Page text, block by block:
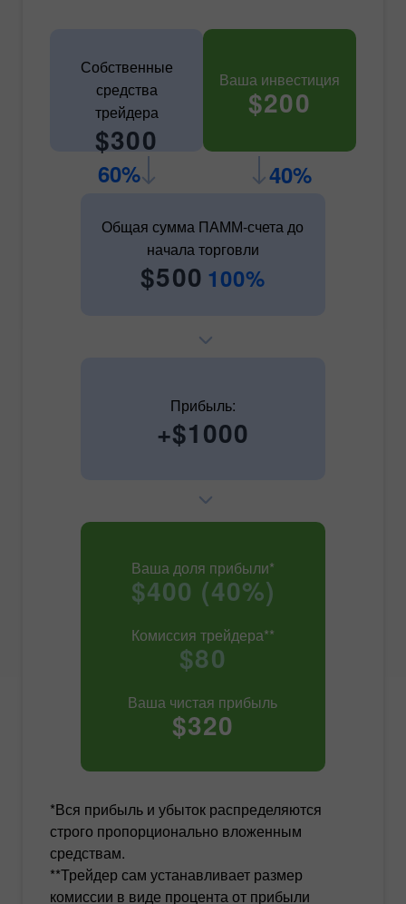
Ваша инвестиция
$200
Собственные
средства
трейдера
$300
Общая сумма ПАММ-счета до
начала торговли
$500 100%
40%
60%
Прибыль:
+$1000
Ваша доля прибыли*
$400 (40%)
Комиссия трейдера**
$80
Ваша чистая прибыль
$320
*Вся прибыль и убыток распределяются
строго пропорционально вложенным
средствам.
**Трейдер сам устанавливает размер
комиссии в виде процента от прибыли